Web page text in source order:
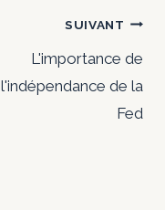
SUIVANT
L'importance de
l'indépendance de la
Fed